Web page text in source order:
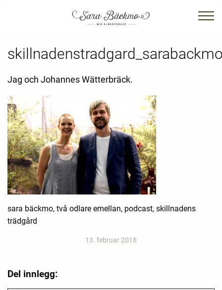
Jag och Johannes Wätterbräck.
sara bäckmo, två odlare emellan, podcast, skillnadens
trädgård
13. februar 2018
Del innlegg: